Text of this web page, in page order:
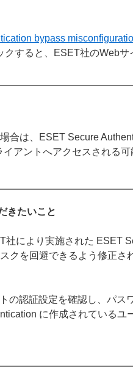
bypass
クすると、ESET社のWeb
合は、ESET Secure
イアントへアクセスされる
きたいこと
社により実施された ESET
クを回避できるよう修正
の認証設定を確認し、パ
に作成されている